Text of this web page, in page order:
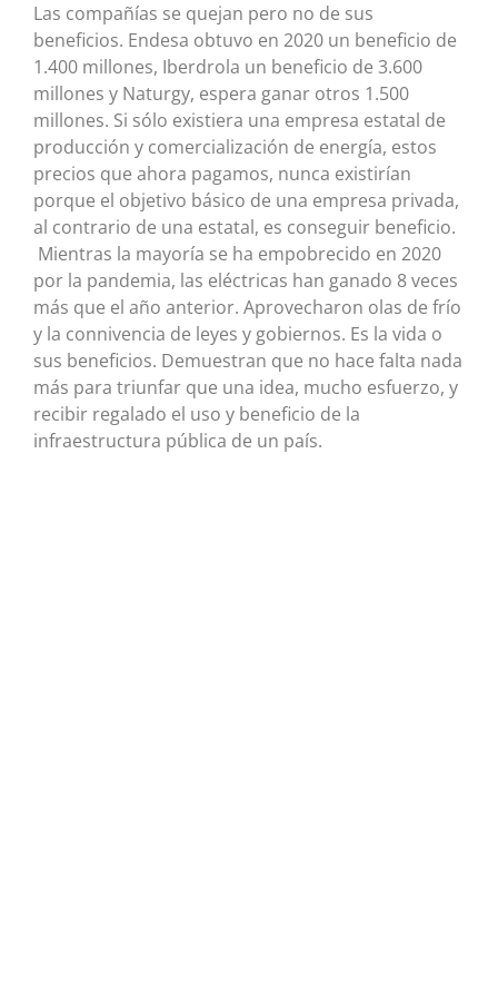
Las compañías se quejan pero no de sus
beneficios. Endesa obtuvo en 2020 un beneficio de
1.400 millones, Iberdrola un beneficio de 3.600
millones y Naturgy, espera ganar otros 1.500
millones. Si sólo existiera una empresa estatal de
producción y comercialización de energía, estos
precios que ahora pagamos, nunca existirían
porque el objetivo básico de una empresa privada,
al contrario de una estatal, es conseguir beneficio.
Mientras la mayoría se ha empobrecido en 2020
por la pandemia, las eléctricas han ganado 8 veces
más que el año anterior. Aprovecharon olas de frío
y la connivencia de leyes y gobiernos. Es la vida o
sus beneficios. Demuestran que no hace falta nada
más para triunfar que una idea, mucho esfuerzo, y
recibir regalado el uso y beneficio de la
infraestructura pública de un país.